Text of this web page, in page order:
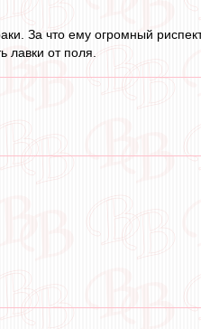
За что ему огромный
лавки от поля.